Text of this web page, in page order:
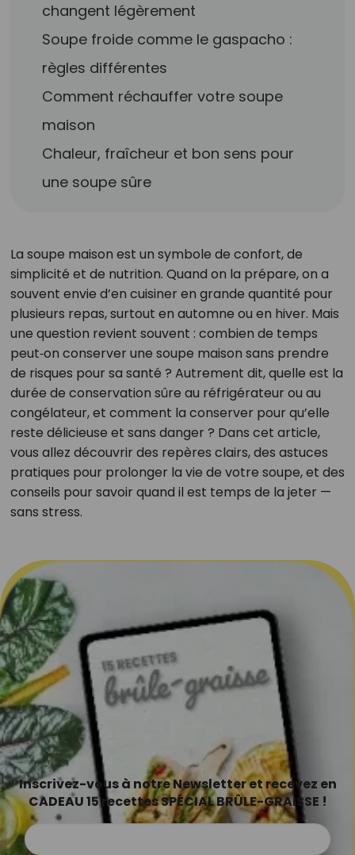
changent légèrement
Soupe froide comme le gaspacho :
règles différentes
Comment réchauffer votre soupe
maison
Chaleur, fraîcheur et bon sens pour
une soupe sûre
La soupe maison est un symbole de confort, de
simplicité et de nutrition. Quand on la prépare, on a
souvent envie d’en cuisiner en grande quantité pour
plusieurs repas, surtout en automne ou en hiver. Mais
une question revient souvent : combien de temps
peut‑on conserver une soupe maison sans prendre
de risques pour sa santé ? Autrement dit, quelle est la
durée de conservation sûre au réfrigérateur ou au
congélateur, et comment la conserver pour qu’elle
reste délicieuse et sans danger ? Dans cet article,
vous allez découvrir des repères clairs, des astuces
pratiques pour prolonger la vie de votre soupe, et des
conseils pour savoir quand il est temps de la jeter —
sans stress.
Inscrivez-vous à notre Newsletter et recevez en
CADEAU 15 recettes SPÉCIAL BRÛLE-GRAISSE !